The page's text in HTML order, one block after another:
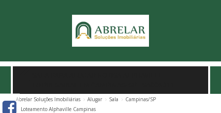
Abrelar Soluções Imobiliárias Alugar Sala
Campinas/SP
Loteamento Alphaville Campinas